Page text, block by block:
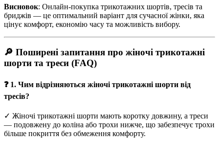
Висновок: Онлайн-покупка трикотажних шортів, тресів та
бриджів — це оптимальний варіант для сучасної жінки, яка
цінує комфорт, економію часу та можливість вибору.
🔎 Поширені запитання про жіночі трикотажні
шорти та треси (FAQ)
❓ 1. Чим відрізняються жіночі трикотажні шорти від
тресів?
✓ Жіночі трикотажні шорти мають коротку довжину, а треси
— подовжену до коліна або трохи нижче, що забезпечує трохи
більше покриття без обмеження комфорту.